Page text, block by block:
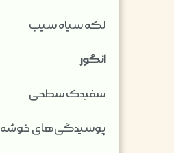
لکه سیاه سیب
انگور
سفیدک سطحی
پوسیدگی‌های خوشه